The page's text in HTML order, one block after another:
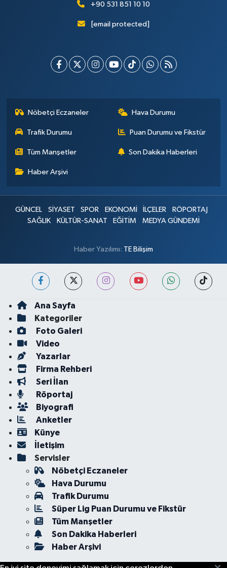
+90 531 851 10 10
[email protected]
Nöbetçi Eczaneler Hava Durumu
Trafik Durumu Puan Durumu ve Fikstür
Tüm Manşetler Son Dakika Haberleri
Haber Arşivi
GÜNCEL SİYASET SPOR EKONOMİ İLÇELER
RÖPORTAJ
SAĞLIK
KÜLTÜR-SANAT EĞİTİM MEDYA GÜNDEMİ
Haber Yazılımı: TE Bilişim
Ana Sayfa
Kategoriler
Foto Galeri
Video
Yazarlar
Firma Rehberi
Seri İlan
Röportaj
Biyografi
Anketler
Künye
İletişim
Servisler
Nöbetçi Eczaneler
Hava Durumu
Trafik Durumu
Süper Lig Puan Durumu ve Fikstür
Tüm Manşetler
Son Dakika Haberleri
Haber Arşivi